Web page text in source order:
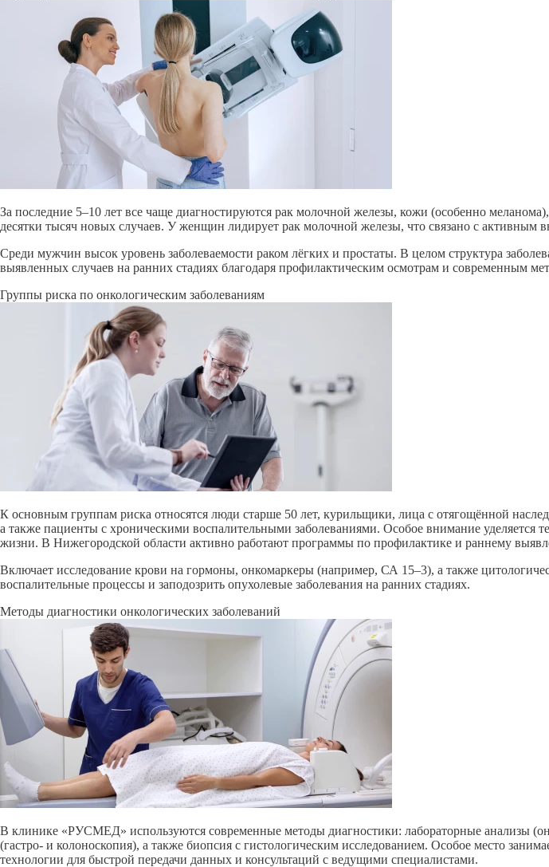
За последние 5–10 лет все чаще диагностируются рак молочной железы, кожи (особенно
десятки тысяч новых случаев. У женщин лидирует рак молочной железы, что связано с активным
Среди мужчин высок уровень заболеваемости раком лёгких и простаты. В целом структура
выявленных случаев на ранних стадиях благодаря профилактическим осмотрам и современным
Группы риска по онкологическим заболеваниям
К основным группам риска относятся люди старше 50 лет, курильщики, лица с отягощённой
а также пациенты с хроническими воспалительными заболеваниями. Особое внимание уделяется
жизни. В Нижегородской области активно работают программы по профилактике и раннему
Включает исследование крови на гормоны, онкомаркеры (например, СА 15–3), а также
воспалительные процессы и заподозрить опухолевые заболевания на ранних стадиях.
Методы диагностики онкологических заболеваний
В клинике «РУСМЕД» используются современные методы диагностики: лабораторные анализы
(гастро- и колоноскопия), а также биопсия с гистологическим исследованием. Особое место
технологии для быстрой передачи данных и консультаций с ведущими специалистами.